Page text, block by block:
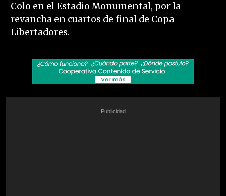
Colo en el Estadio Monumental, por la
revancha en cuartos de final de Copa
Libertadores.